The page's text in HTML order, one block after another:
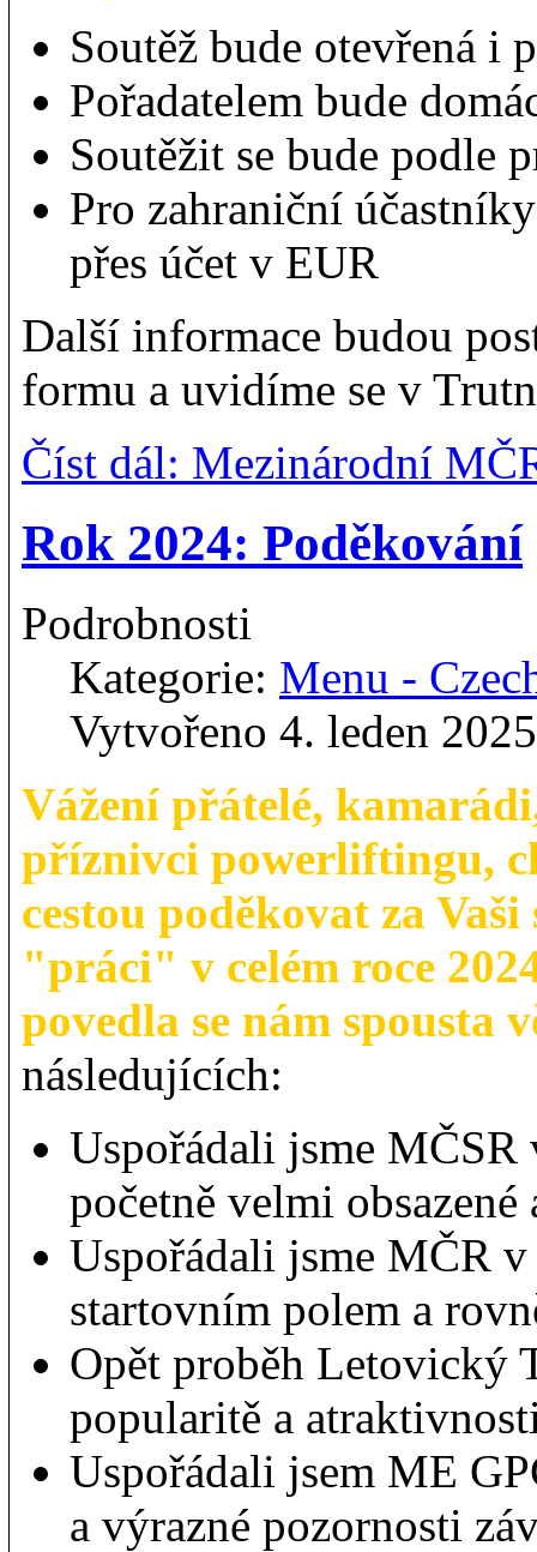
Soutěž bude otevřená i
Pořadatelem bude
Soutěžit se bude podle
Pro zahraniční
přes účet v EUR
Další informace budou
formu a uvidíme se v
Číst dál: Mezinárodní
Rok 2024: Poděkování
Podrobnosti
Kategorie: Menu -
Vytvořeno 4. leden 2025
Vážení přátelé,
příznivci powerliftingu,
cestou poděkovat za
"práci" v celém roce
povedla se nám spousta
následujících:
Uspořádali jsme MČSR
početně velmi
Uspořádali jsme MČR
startovním polem a
Opět proběh Letovický
popularitě a
Uspořádali jsem ME
a výrazné pozornosti